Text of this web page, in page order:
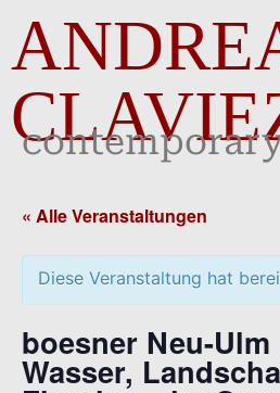
« Alle Veranstaltungen
Diese Veranstaltung hat
boesner Neu-Ulm
Wasser,